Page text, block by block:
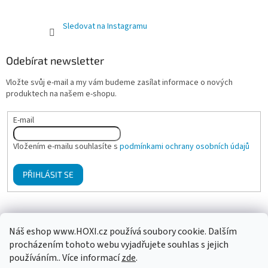
Náš eshop www.HOXI.cz používá soubory cookie. Dalším
procházením tohoto webu vyjadřujete souhlas s jejich
používáním.. Více informacízde.
Sledovat na Instagramu
Odebírat newsletter
Vložte svůj e-mail a my vám budeme zasílat informace o nových
produktech na našem e-shopu.
E-mail
Vložením e-mailu souhlasíte s podmínkami ochrany osobních údajů
PŘIHLÁSIT SE